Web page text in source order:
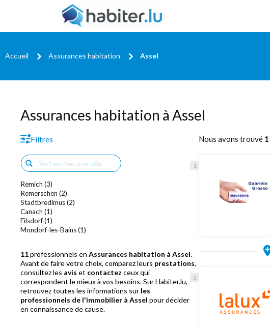
Accueil Assurances habitation Assel
Assurances habitation à Assel
Filtres
Remich (3)
Remerschen (2)
Stadtbredimus (2)
Canach (1)
Filsdorf (1)
Mondorf-les-Bains (1)
11professionnels en Assurances habitation à Assel.
Avant de faire votre choix, comparez leurs prestations,
consultez les avis et contactez ceux qui
correspondent le mieux à vos besoins. Sur Habiter.lu,
retrouvez toutes les informations sur les
professionnels de l'immobilier à Assel pour décider
en connaissance de cause.
Nous avons trouvé 1